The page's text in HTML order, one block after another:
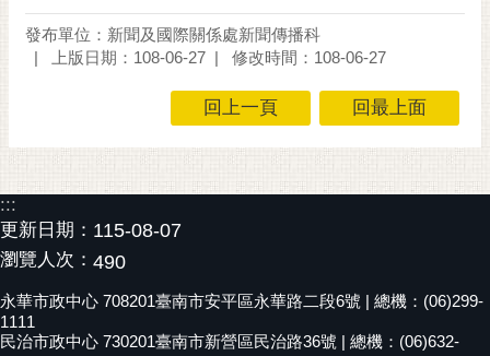
光
花
泉
祭
站
導
訂
發布單位：新聞及國際關係處新聞傳播科
上版日期：108-06-27
修改時間：108-06-27
回上一頁 回最上面
:::
更新日期： 115-08-07
瀏覽人次： 490
永華市政中心 708201臺南市安平區永華路二段6號 | 總機：(06)299-
1111
民治市政中心 730201臺南市新營區民治路36號 | 總機：(06)632-